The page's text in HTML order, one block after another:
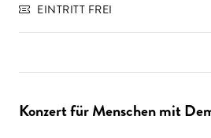
EINTRITT FREI
Konzert für Menschen mit